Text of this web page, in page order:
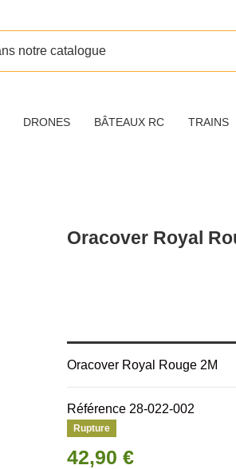
DRONES BÂTEAUX RC TRAINS
Oracover Royal
Oracover Royal Rouge 2M
Référence 28-022-002
Rupture
42,90 €